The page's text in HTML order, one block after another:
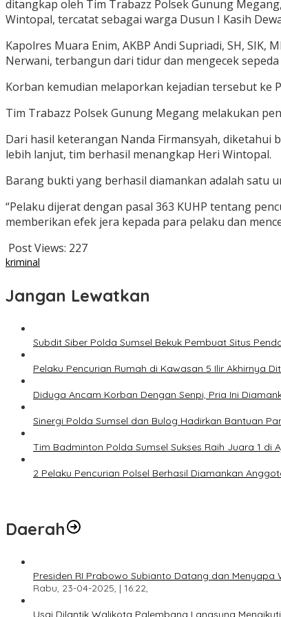
ditangkap oleh Tim Trabazz Polsek Gunung
Wintopal, tercatat sebagai warga Dusun I Kasih
Kapolres Muara Enim, AKBP Andi Supriadi, SH,
Nerwani, terbangun dari tidur dan mengecek
Korban kemudian melaporkan kejadian tersebut ke
Tim Trabazz Polsek Gunung Megang melakukan
Dari hasil keterangan Nanda Firmansyah, diketahui
lebih lanjut, tim berhasil menangkap Heri Wintopal.
Barang bukti yang berhasil diamankan adalah satu
“Pelaku dijerat dengan pasal 363 KUHP tentang
memberikan efek jera kepada para pelaku dan
Post Views: 227
kriminal
Jangan Lewatkan
Subdit Siber Polda Sumsel Bekuk Pembuat Situs
Pelaku Pencurian Rumah di Kawasan 5 Ilir Akhirnya
Diduga Ancam Korban Dengan Senpi, Pria Ini
Sinergi Polda Sumsel dan Bulog Hadirkan Bantuan
Tim Badminton Polda Sumsel Sukses Raih Juara 1 di
2 Pelaku Pencurian Polsel Berhasil Diamankan
Daerah
Presiden RI Prabowo Subianto Datang dan Menyapa
Rabu, 23-04-2025, | 16:22,
Usai Dilantik Walikota Palembang Langsung